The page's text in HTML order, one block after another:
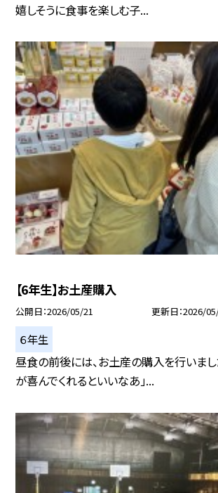
嬉しそうに食事を楽しむ子...
【6年生】お土産購入
公開日 2026/05/21 更新日 2026/
６年生
昼食の前後には、お土産の購入を行いまし
が喜んでくれるといいなあ」...